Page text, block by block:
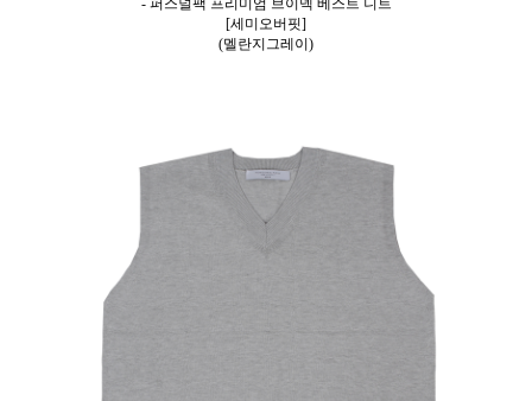
- 퍼스널팩 프리미엄 브이넥 베스트 니트
[세미오버핏]
(멜란지그레이)